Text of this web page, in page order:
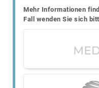
Mehr Informationen
Fall wenden Sie sich